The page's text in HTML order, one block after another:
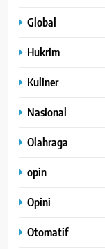
Global
Hukrim
Kuliner
Nasional
Olahraga
opin
Opini
Otomatif